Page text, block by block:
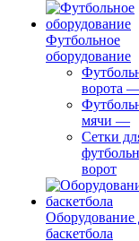
Футбольное
оборудование
ворота
мячи —
Сетки
ворот
Оборудование
баскетбола